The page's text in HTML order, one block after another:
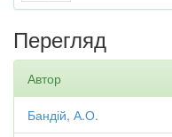
Перегляд
Автор
Бандій, А.О.